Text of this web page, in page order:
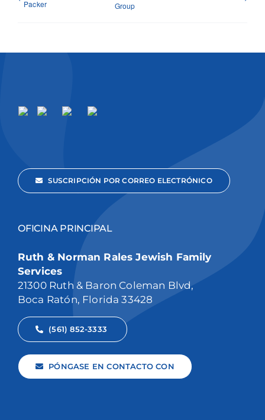
Packer Group
SUSCRIPCIÓN POR CORREO ELECTRÓNICO
OFICINA PRINCIPAL
Ruth & Norman Rales Jewish Family
Services
21300 Ruth & Baron Coleman Blvd,
Boca Ratón, Florida 33428
(561) 852-3333
PÓNGASE EN CONTACTO CON